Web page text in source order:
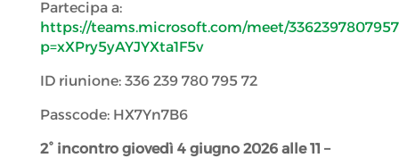
Partecipa a:
https://teams.microsoft.com/meet/
p=xXPry5yAYJYXta1F5v
ID riunione: 336 239 780 795 72
Passcode: HX7Yn7B6
2° incontro giovedì 4 giugno 2026 alle 11 –